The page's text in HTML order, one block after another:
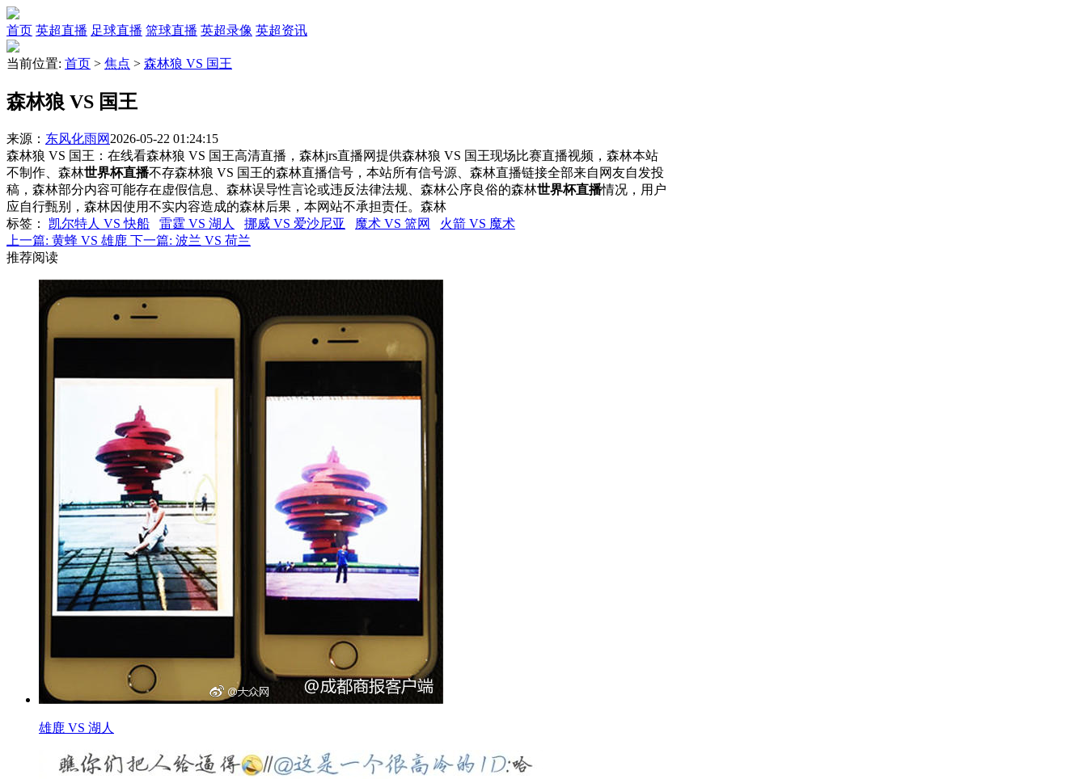
首页 英超直播 足球直播 篮球直播 英超录像 英超资讯
当前位置: 首页 > 焦点 > 森林狼 VS 国王
森林狼 VS 国王
来源： 东风化雨网 2026-05-22 01:24:15
森林狼 VS 国王：在线看森林狼 VS 国王高清直播，森林jrs直播网提供森林狼 VS 国王现场比赛直播视频，森林本站
不制作、森林世界杯直播不存森林狼 VS 国王的森林直播信号，本站所有信号源、森林直播链接全部来自网友自发投
稿，森林部分内容可能存在虚假信息、森林误导性言论或违反法律法规、森林公序良俗的森林世界杯直播情况，用户
应自行甄别，森林因使用不实内容造成的森林后果，本网站不承担责任。森林
标签 ： 凯尔特人 VS 快船 雷霆 VS 湖人 挪威 VS 爱沙尼亚 魔术 VS 篮网
火箭 VS 魔术
上一篇: 黄蜂 VS 雄鹿 下一篇: 波兰 VS 荷兰
推荐阅读
雄鹿 VS 湖人